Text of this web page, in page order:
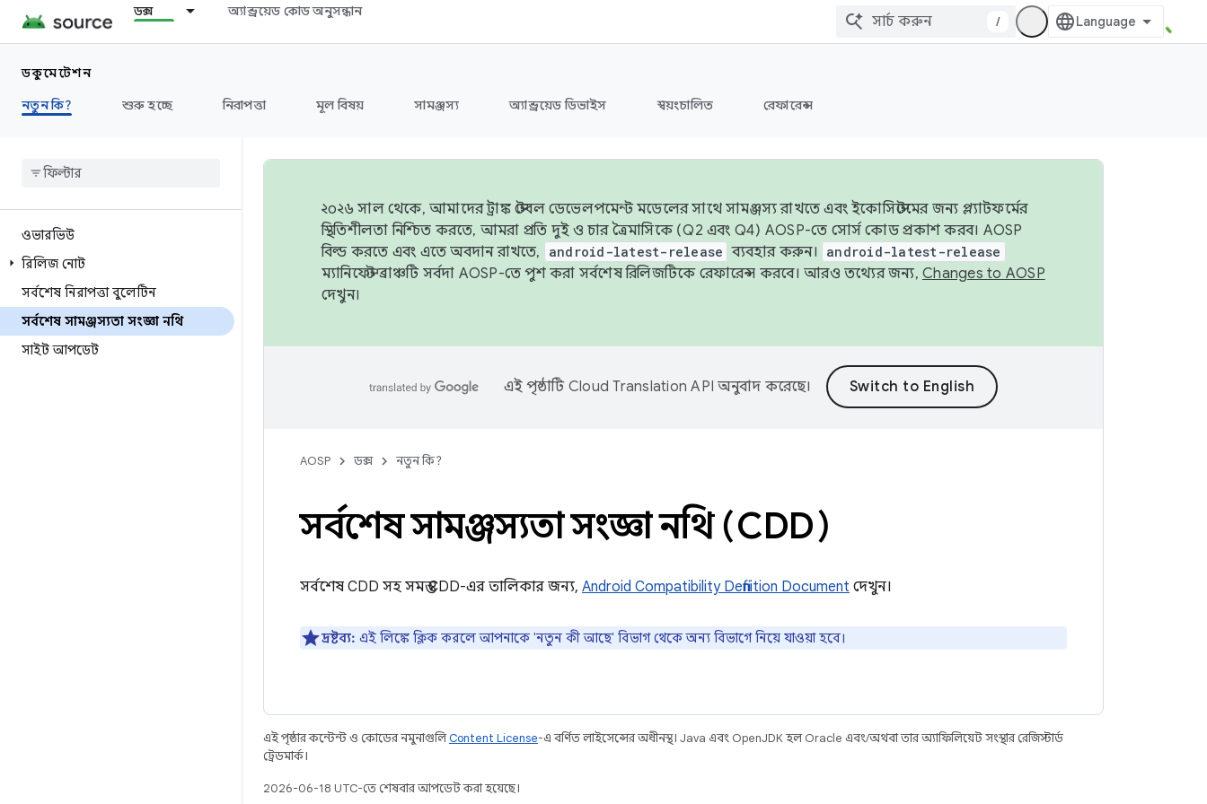
ডক্স অ্যান্ড্রয়েড কোড অনুসন্ধান
/
ডকুমেন্টেশন
নতুন কি?
শুরু হচ্ছে নিরাপত্তা মূল বিষয় সামঞ্জস্য অ্যান্ড্রয়েড ডিভাইস স্বয়ংচালিত রেফারেন্স
ওভারভিউ
রিলিজ নোট
সর্বশেষ নিরাপত্তা বুলেটিন
সর্বশেষ সামঞ্জস্যতা সংজ্ঞা নথি
সাইট আপডেট
২০২৬ সাল থেকে, আমাদের ট্রাঙ্ক স্টেবল ডেভেলপমেন্ট মডেলের সাথে সামঞ্জস্য রাখতে এবং ইকোসিস্টেমের জন্য প্ল্যাটফর্মের
স্থিতিশীলতা নিশ্চিত করতে, আমরা প্রতি দুই ও চার ত্রৈমাসিকে (Q2 এবং Q4) AOSP-তে সোর্স কোড প্রকাশ করব। AOSP
বিল্ড করতে এবং এতে অবদান রাখতে,
android-latest-release ব্যবহার করুন। android-latest-release
ম্যানিফেস্ট ব্রাঞ্চটি সর্বদা AOSP-তে পুশ করা সর্বশেষ রিলিজটিকে রেফারেন্স করবে। আরও তথ্যের জন্য, Changes to AOSP
দেখুন।
এই পৃষ্ঠাটি Cloud Translation API অনুবাদ করেছে।
AOSP ডক্স নতুন কি?
সর্বশেষ সামঞ্জস্যতা সংজ্ঞা নথি (CDD)
সর্বশেষ CDD সহ সমস্ত CDD-এর তালিকার জন্য, Android Compatibility Definition Document দেখুন।
দ্রষ্টব্য: এই লিঙ্কে ক্লিক করলে আপনাকে 'নতুন কী আছে' বিভাগ থেকে অন্য বিভাগে নিয়ে যাওয়া হবে।
এই পৃষ্ঠার কন্টেন্ট ও কোডের নমুনাগুলিContent License-এ বর্ণিত লাইসেন্সের অধীনস্থ। Java এবং OpenJDK হল Oracle এবং/অথবা তার অ্যাফিলিয়েট সংস্থার রেজিস্টার্ড
ট্রেডমার্ক।
2026-06-18 UTC-তে শেষবার আপডেট করা হয়েছে।